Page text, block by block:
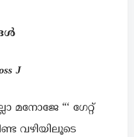
J
“‘ ഗേറ്റ്
വഴിയിലൂടെ